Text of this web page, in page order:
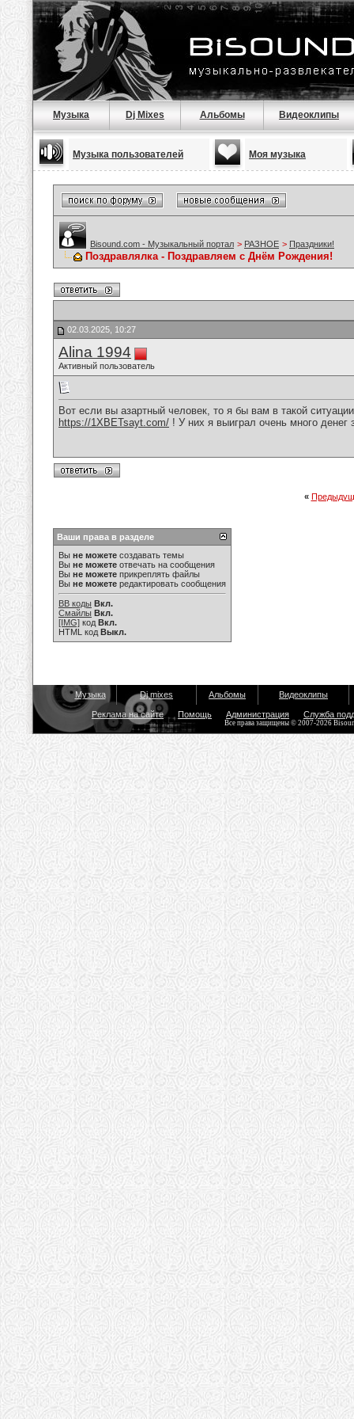
Музыка Dj Mixes Альбомы Видеоклипы
Музыка пользователей Моя музыка
Bisound.com - Музыкальный портал > РАЗНОЕ > Праздники!
Поздравлялка - Поздравляем с Днём Рождения!
02.03.2025, 10:27
Alina 1994
Активный пользователь
Вот если вы азартный человек, то я бы вам в такой
https://1XBETsayt.com/ ! У них я выиграл очень много
«
Ваши права в разделе
Вы не можете создавать темы
Вы не можете отвечать на сообщения
Вы не можете прикреплять файлы
Вы не можете редактировать сообщения
BB коды Вкл.
Смайлы Вкл.
[IMG] код Вкл.
HTML код Выкл.
Музыка Dj mixes Альбомы Видеоклипы
Реклама на сайте Помощь Администрация Служба
Все права защищены © 2007-2026